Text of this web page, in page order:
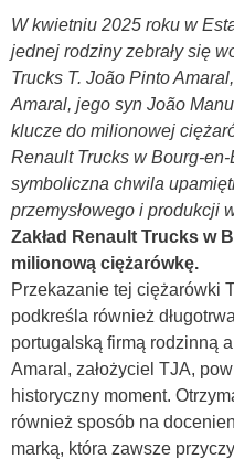
W kwietniu 2025 roku w
jednej rodziny zebrały się
Trucks T. João Pinto
Amaral, jego syn João
klucze do milionowej
Renault Trucks w Bourg-
symboliczna chwila
przemysłowego i produkcji
Zakład Renault Trucks w
milionową ciężarówkę.
Przekazanie tej ciężarówki
podkreśla również
portugalską firmą rodzinną
Amaral, założyciel TJA,
historyczny moment.
również sposób na
marką, która zawsze